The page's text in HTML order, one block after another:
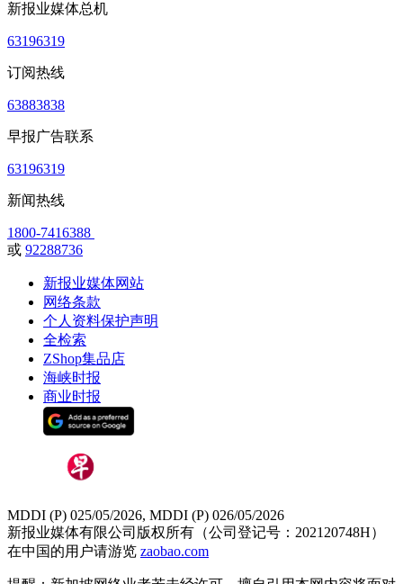
新报业媒体总机
63196319
订阅热线
63883838
早报广告联系
63196319
新闻热线
1800-7416388
或 92288736
新报业媒体网站
网络条款
个人资料保护声明
全检索
ZShop集品店
海峡时报
商业时报
MDDI (P) 025/05/2026, MDDI (P) 026/05/2026
新报业媒体有限公司版权所有（公司登记号：202120748H）
在中国的用户请游览 zaobao.com